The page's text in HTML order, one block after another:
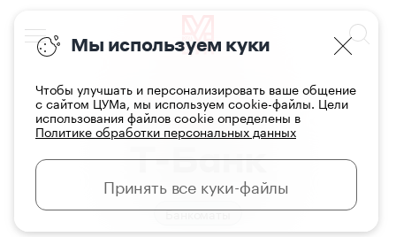
Главная Услуги
Т-Банк
Банкоматы
Мы используем куки
Чтобы улучшать и персонализировать ваше общение
с сайтом ЦУМа, мы используем cookie-файлы. Цели
использования файлов cookie определены в
Политике обработки персональных данных
Принять все куки-файлы